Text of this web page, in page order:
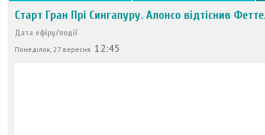
Старт Гран Прі Сингапуру. Алонсо відтіснив
Дата ефіру/події
Понеділок, 27 вересня 12:45